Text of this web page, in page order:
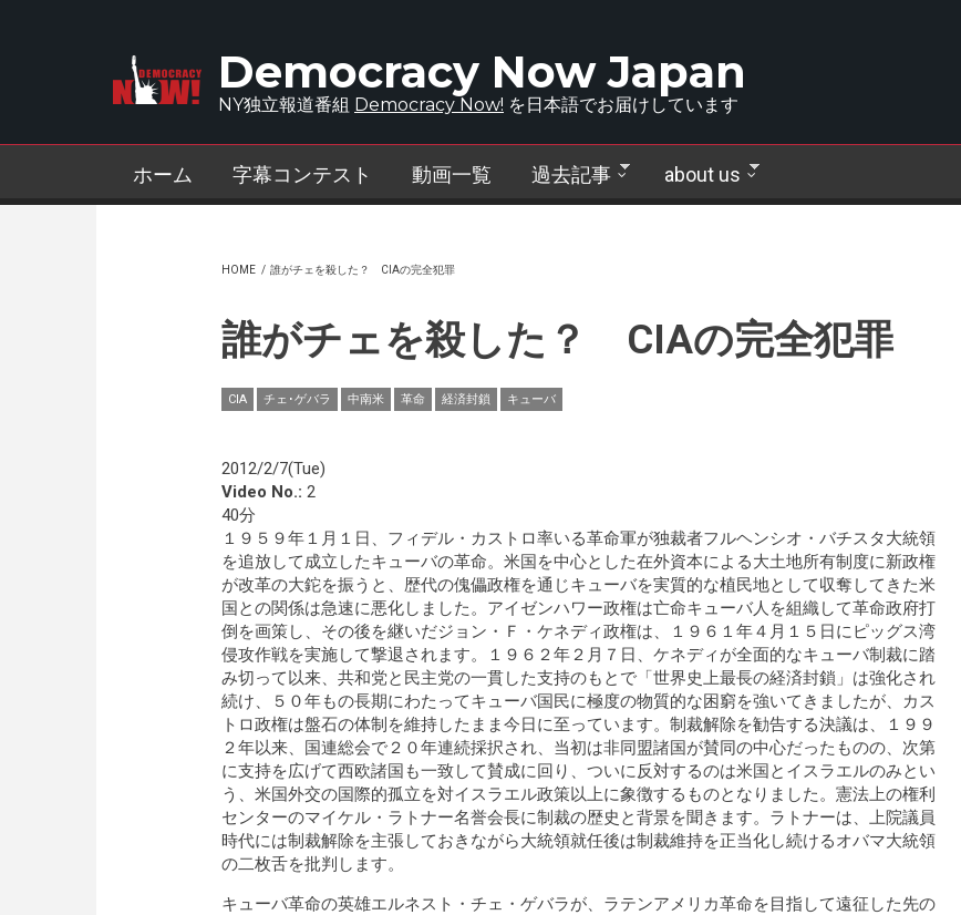
Democracy Now Japan
NY独立報道番組 Democracy Now! を日本語でお届けしています
ホーム 字幕コンテスト 動画一覧 過去記事 about us
HOME / 誰がチェを殺した？ CIAの完全犯罪
誰がチェを殺した？ CIAの完全犯罪
CIA チェ･ゲバラ 中南米 革命 経済封鎖 キューバ
2012/2/7(Tue)
Video No.: 2
40分
１９５９年１月１日、フィデル・カストロ率いる革命軍が独裁者フルヘンシオ・バチスタ大統領
を追放して成立したキューバの革命。米国を中心とした在外資本による大土地所有制度に新政権
が改革の大鉈を振うと、歴代の傀儡政権を通じキューバを実質的な植民地として収奪してきた米
国との関係は急速に悪化しました。アイゼンハワー政権は亡命キューバ人を組織して革命政府打
倒を画策し、その後を継いだジョン・Ｆ・ケネディ政権は、１９６１年４月１５日にピッグス湾
侵攻作戦を実施して撃退されます。１９６２年２月７日、ケネディが全面的なキューバ制裁に踏
み切って以来、共和党と民主党の一貫した支持のもとで「世界史上最長の経済封鎖」は強化され
続け、５０年もの長期にわたってキューバ国民に極度の物質的な困窮を強いてきましたが、カス
トロ政権は盤石の体制を維持したまま今日に至っています。制裁解除を勧告する決議は、１９９
２年以来、国連総会で２０年連続採択され、当初は非同盟諸国が賛同の中心だったものの、次第
に支持を広げて西欧諸国も一致して賛成に回り、ついに反対するのは米国とイスラエルのみとい
う、米国外交の国際的孤立を対イスラエル政策以上に象徴するものとなりました。憲法上の権利
センターのマイケル・ラトナー名誉会長に制裁の歴史と背景を聞きます。ラトナーは、上院議員
時代には制裁解除を主張しておきながら大統領就任後は制裁維持を正当化し続けるオバマ大統領
の二枚舌を批判します。
キューバ革命の英雄エルネスト・チェ・ゲバラが、ラテンアメリカ革命を目指して遠征した先の